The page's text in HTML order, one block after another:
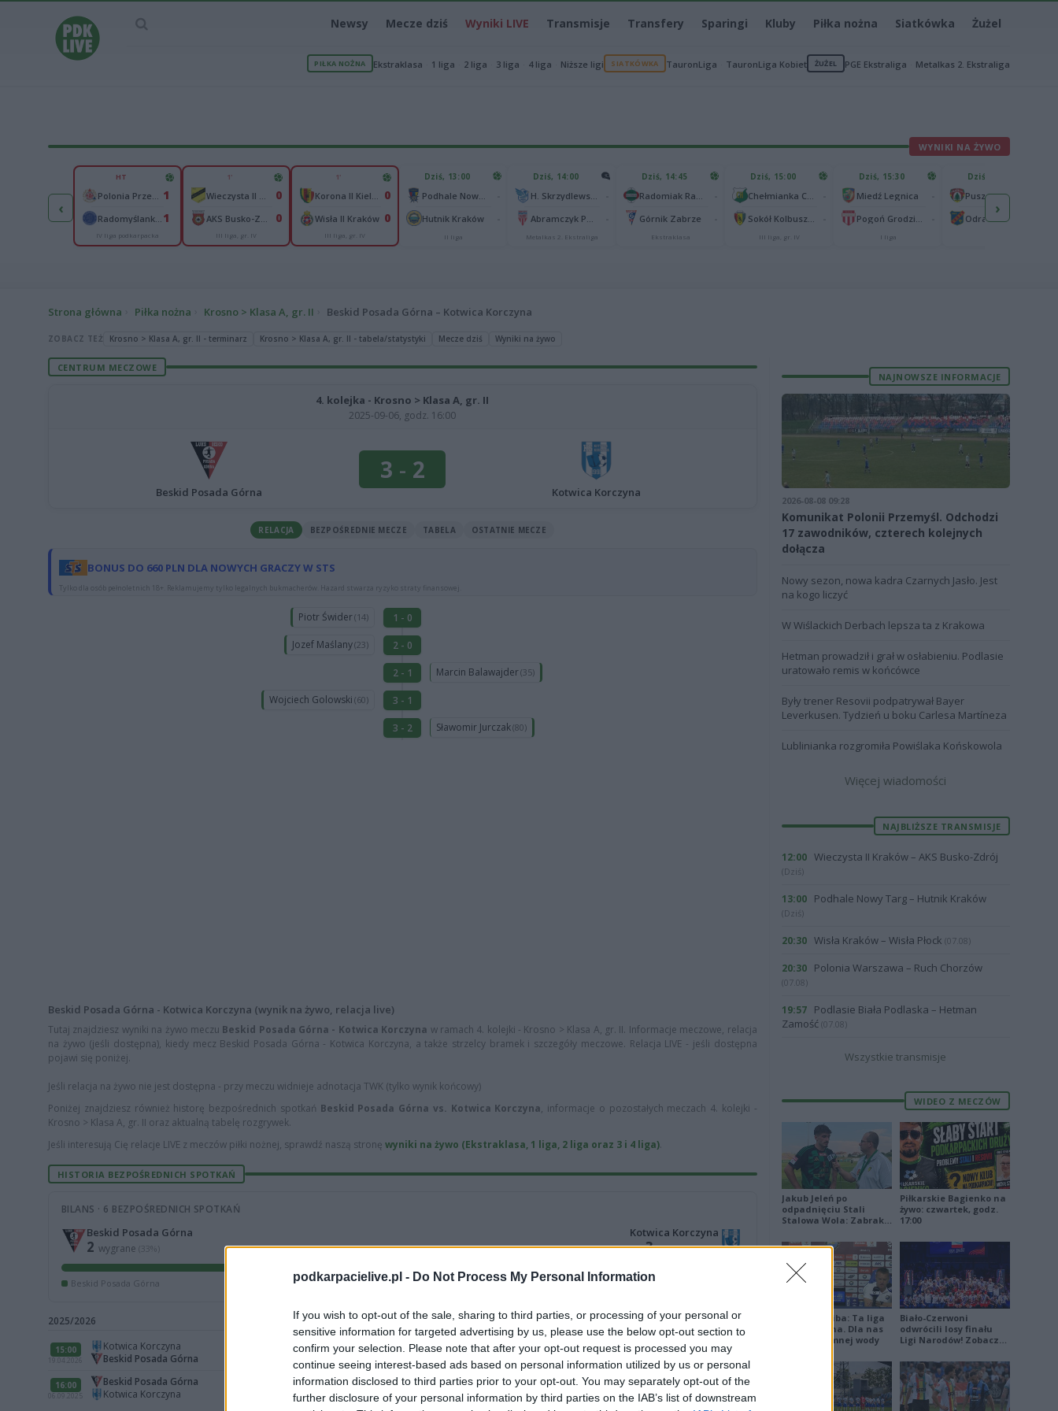
podkarpacielive.pl - Do Not Process My Personal Information
If you wish to opt-out of the sale, sharing to third parties, or processing of your personal or
sensitive information for targeted advertising by us, please use the below opt-out section to
confirm your selection. Please note that after your opt-out request is processed you may
continue seeing interest-based ads based on personal information utilized by us or personal
information disclosed to third parties prior to your opt-out. You may separately opt-out of the
further disclosure of your personal information by third parties on the IAB’s list of downstream
Newsy Mecze dziś Wyniki LIVE Transmisje Transfery Sparingi Kluby Piłka nożna Siatkówka Żużel
PIŁKA NOŻNA Ekstraklasa 1 liga 2 liga 3 liga 4 liga Niższe ligi SIATKÓWKA TauronLiga TauronLiga Kobiet ŻUŻEL PGE Ekstraliga Metalkas 2. Ekstraliga
WYNIKI NA ŻYWO
‹
Polonia Warszawa 1
Chorzów 1
HT
1
1
IV liga podkarpacka
1'
0
0
III liga, gr. IV
1'
0
Wisła II Kraków 0
III liga, gr. IV
Dziś, 13:00
Hutnik Kraków
II liga
Dziś, 14:00
Metalkas 2. Ekstraliga
Dziś, 14:45
Górnik Zabrze
Ekstraklasa
Dziś, 15:00
III liga, gr. IV
Dziś, 15:30
Miedź Legnica
I liga
Dziś, 15:30
Odra Opole
›
Strona główna Piłka nożna Krosno > Klasa A, gr. II Beskid Posada Górna – Kotwica Korczyna
ZOBACZ TEŻ Krosno > Klasa A, gr. II - terminarz Krosno > Klasa A, gr. II - tabela/statystyki Mecze dziś Wyniki na żywo
CENTRUM MECZOWE
4. kolejka - Krosno > Klasa A, gr. II
2025-09-06, godz. 16:00
Beskid Posada Górna
3 - 2
Kotwica Korczyna
RELACJA BEZPOŚREDNIE MECZE TABELA OSTATNIE MECZE
BONUS DO 660 PLN DLA NOWYCH GRACZY W STS
Tylko dla osób pełnoletnich 18+. Reklamujemy tylko legalnych bukmacherów. Hazard stwarza ryzyko straty finansowej.
Piotr Świder(14) 1 - 0
Jozef Maślany(23) 2 - 0
2 - 1 Marcin Balawajder(35)
Wojciech Golowski (60) 3 - 1
3 - 2 Sławomir Jurczak(80)
Beskid Posada Górna - Kotwica Korczyna (wynik na żywo, relacja live)
Tutaj znajdziesz wyniki na żywo meczu Beskid Posada Górna - Kotwica Korczyna w ramach 4. kolejki - Krosno > Klasa A, gr. II. Informacje meczowe, relacja
na żywo (jeśli dostępna), kiedy mecz Beskid Posada Górna - Kotwica Korczyna, a także strzelcy bramek i szczegóły meczowe. Relacja LIVE - jeśli dostępna
pojawi się poniżej.
Jeśli relacja na żywo nie jest dostępna - przy meczu widnieje adnotacja TWK (tylko wynik końcowy)
Poniżej znajdziesz również historę bezpośrednich spotkań Beskid Posada Górna vs. Kotwica Korczyna, informacje o pozostałych meczach 4. kolejki -
Krosno > Klasa A, gr. II oraz aktualną tabelę rozgrywek.
Jeśli interesują Cię relacje LIVE z meczów piłki nożnej, sprawdź naszą stronę wyniki na żywo (Ekstraklasa, 1 liga, 2 liga oraz 3 i 4 liga).
HISTORIA BEZPOŚREDNICH SPOTKAŃ
BILANS · 6 BEZPOŚREDNICH SPOTKAŃ
Beskid Posada Górna
2 wygrane (33%)
Kotwica Korczyna
3wygrane(50%)
Beskid Posada Górna 1remis (17%)
2025/2026
15:00
19.04.2026
Kotwica Korczyna
Beskid Posada Górna
6
16:00
06.09.2025
Beskid Posada Górna
Kotwica Korczyna
3
2
NAJNOWSZE INFORMACJE
2026-08-08 09:28
Komunikat Polonii Przemyśl. Odchodzi
17 zawodników, czterech kolejnych
dołącza
Nowy sezon, nowa kadra Czarnych Jasło. Jest
na kogo liczyć
W Wiślackich Derbach lepsza ta z Krakowa
Hetman prowadził i grał w osłabieniu. Podlasie
uratowało remis w końcówce
Były trener Resovii podpatrywał Bayer
Leverkusen. Tydzień u boku Carlesa Martíneza
Lublinianka rozgromiła Powiślaka Końskowola
Więcej wiadomości
NAJBLIŻSZE TRANSMISJE
12:00 Wieczysta II Kraków – AKS Busko-Zdrój
(Dziś)
13:00 Podhale Nowy Targ – Hutnik Kraków
(Dziś)
20:30 Wisła Kraków – Wisła Płock (07.08)
20:30 Polonia Warszawa – Ruch Chorzów
(07.08)
19:57
Podlasie Biała Podlaska – Hetman
Zamość (07.08)
Wszystkie transmisje
WIDEO Z MECZÓW
Jakub Jeleń po
odpadnięciu Stali
Stalowa Wola: Zabrakło
Piłkarskie Bagienko na
żywo: czwartek, godz.
17:00
Damian Skiba: Ta liga
jest brutalna. Dla nas
to kubeł zimnej wody
Biało-Czerwoni
odwrócili losy finału
Ligi Narodów! Zobacz